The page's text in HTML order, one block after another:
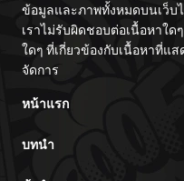
ข้อมูลและภาพทั้งหมดบนเว็บ
เราไม่รับผิดชอบต่อเนื้อหาใ
ใดๆ ที่เกี่ยวข้องกับเนื้อหาที่แ
จัดการ
หน้าแรก
บทนำ